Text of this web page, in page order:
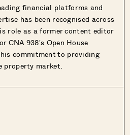
financial platforms and
has been recognised across
role as a former content editor
CNA 938's Open House
commitment to providing
property market.